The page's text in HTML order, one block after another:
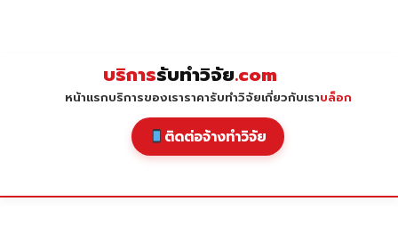
บริการรับทำวิจัย.com
หน้าแรกบริการของเราราคารับทำวิจัยเกี่ยวกับเราบล็อก
ติดต่อจ้างทำวิจัย